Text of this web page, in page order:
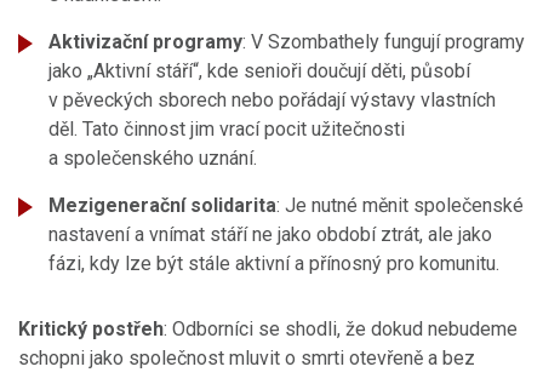
Aktivizační programy: V Szombathely fungují programy
jako „Aktivní stáří“, kde senioři doučují děti, působí
v pěveckých sborech nebo pořádají výstavy vlastních
děl. Tato činnost jim vrací pocit užitečnosti
a společenského uznání.
Mezigenerační solidarita: Je nutné měnit společenské
nastavení a vnímat stáří ne jako období ztrát, ale jako
fázi, kdy lze být stále aktivní a přínosný pro komunitu.
Kritický postřeh: Odborníci se shodli, že dokud nebudeme
schopni jako společnost mluvit o smrti otevřeně a bez